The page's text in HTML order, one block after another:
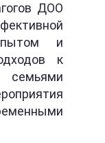
ДОО
и
к